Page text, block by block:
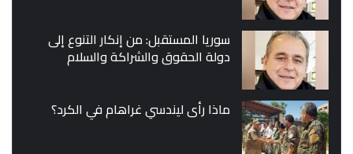
سوريا المستقبل: من إنكار التنوع إلى
دولة الحقوق والشراكة والسلام
ماذا رأى ليندسي غراهام في الكرد؟